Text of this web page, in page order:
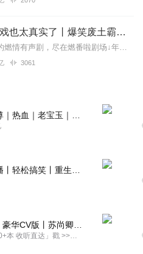
【燃番啦】这游戏也太真实了丨爆笑废土霸榜神作丨紫襟剧社制作
>>更多好听不套路的燃情有声剧，尽在燃番啦剧场↓年度重磅推荐本专辑为VIP免费专辑每天上午10点5集更新，订阅可以听到最新内容哦！每周抽一个专辑五星优质评论送...
3061
「盗墓笔记全系列20+本 收听直达」戳 >>改编自南派三叔同名作品，腾讯音乐娱乐集团出品，冠声文化制作，...